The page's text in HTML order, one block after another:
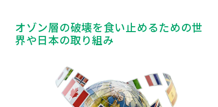
オゾン層の破壊を食い止めるための世
界や日本の取り組み